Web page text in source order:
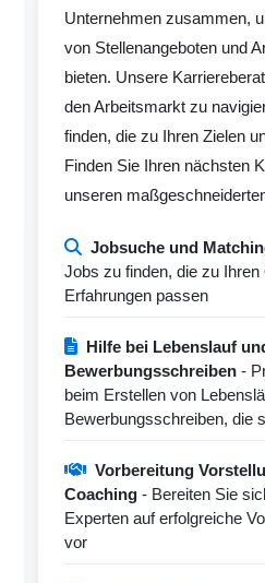
Unternehmen zusammen,
von Stellenangeboten und
bieten. Unsere
den Arbeitsmarkt zu
finden, die zu Ihren Zielen
Finden Sie Ihren nächsten
unseren
Jobsuche und
Jobs zu finden, die zu Ihren
Erfahrungen passen
Hilfe bei Lebenslauf
Bewerbungsschreiben -
beim Erstellen von
Bewerbungsschreiben, die
Vorbereitung
Coaching - Bereiten Sie
Experten auf erfolgreiche
vor